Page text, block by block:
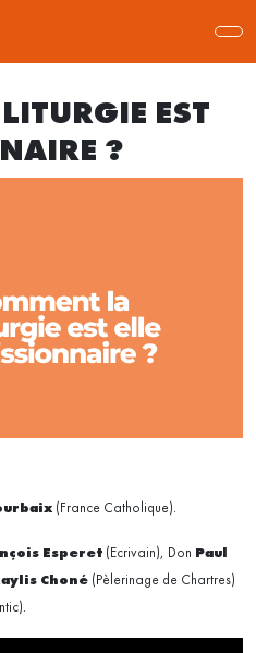
EST
?
(France Catholique).
Esperet (Ecrivain), Don Paul
Choné (Pèlerinage de Chartres)